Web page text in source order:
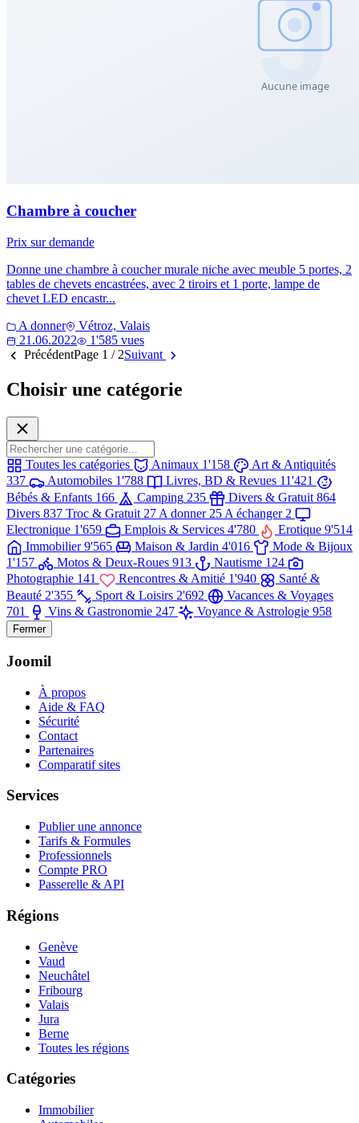
Chambre à coucher
Prix sur demande
Donne une chambre à coucher murale niche avec meuble 5 portes, 2
tables de chevets encastrées, avec 2 tiroirs et 1 porte, lampe de
chevet LED encastr...
A donner
Vétroz, Valais
21.06.2022
1'585 vues
PrécédentPage 1 / 2Suivant
Choisir une catégorie
Toutes les catégories Animaux 1'158
Art & Antiquités
337
Automobiles 1'788 Livres, BD & Revues 11'421
Bébés & Enfants 166 Camping 235 Divers & Gratuit 864
Divers 837 Troc & Gratuit 27 A donner 25 A échanger 2
Electronique 1'659 Emplois & Services 4'780 Erotique 9'514
Immobilier 9'565 Maison & Jardin 4'016
Mode & Bijoux
1'157
Motos & Deux-Roues 913 Nautisme 124
Photographie 141 Rencontres & Amitié 1'940
Santé &
Beauté 2'355 Sport & Loisirs 2'692
Vacances & Voyages
701
Vins & Gastronomie 247 Voyance & Astrologie 958
Fermer
Joomil
À propos
Aide & FAQ
Sécurité
Contact
Partenaires
Comparatif sites
Services
Publier une annonce
Tarifs & Formules
Professionnels
Compte PRO
Passerelle & API
Régions
Genève
Vaud
Neuchâtel
Fribourg
Valais
Jura
Berne
Toutes les régions
Catégories
Immobilier